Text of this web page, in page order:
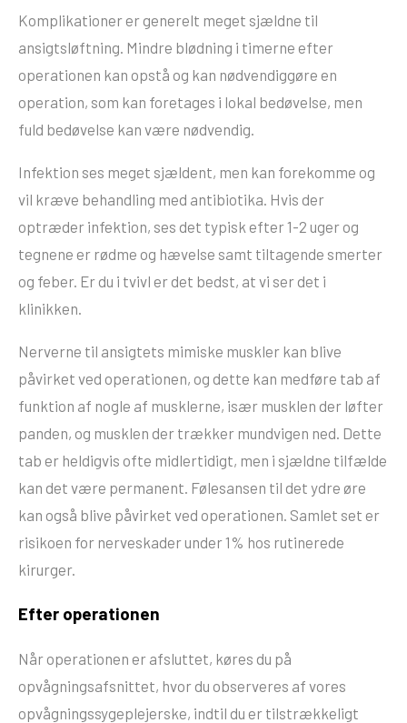
Komplikationer er generelt meget sjældne til
ansigtsløftning. Mindre blødning i timerne efter
operationen kan opstå og kan nødvendiggøre en
operation, som kan foretages i lokal bedøvelse, men
fuld bedøvelse kan være nødvendig.
Infektion ses meget sjældent, men kan forekomme og
vil kræve behandling med antibiotika. Hvis der
optræder infektion, ses det typisk efter 1-2 uger og
tegnene er rødme og hævelse samt tiltagende smerter
og feber. Er du i tvivl er det bedst, at vi ser det i
klinikken.
Nerverne til ansigtets mimiske muskler kan blive
påvirket ved operationen, og dette kan medføre tab af
funktion af nogle af musklerne, især musklen der løfter
panden, og musklen der trækker mundvigen ned. Dette
tab er heldigvis ofte midlertidigt, men i sjældne tilfælde
kan det være permanent. Følesansen til det ydre øre
kan også blive påvirket ved operationen. Samlet set er
risikoen for nerveskader under 1% hos rutinerede
kirurger.
Efter operationen
Når operationen er afsluttet, køres du på
opvågningsafsnittet, hvor du observeres af vores
opvågningssygeplejerske, indtil du er tilstrækkeligt